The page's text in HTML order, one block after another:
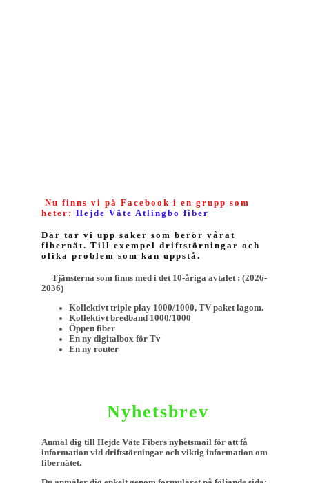
Nu finns vi på Facebook i en grupp som
heter: Hejde Väte Atlingbo fiber
Där tar vi upp saker som berör vårat
fibernät. Till exempel driftstörningar och
olika problem som kan uppstå.
Tjänsterna som finns med i det 10-åriga avtalet : (2026-
2036)
Kollektivt triple play 1000/1000, TV paket lagom.
Kollektivt bredband 1000/1000
Öppen fiber
En ny digitalbox för Tv
En ny router
Nyhetsbrev
Anmäl dig till Hejde Väte Fibers nyhetsmail för att få
information vid driftstörningar och viktig information om
fibernätet.